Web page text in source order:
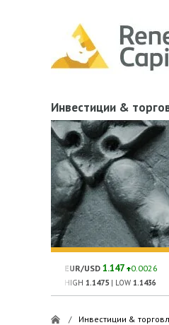
Инвестиции &
EUR/USD 1.147 0.0026
HIGH 1.1475 | LOW 1.1436
/ Инвестиции &